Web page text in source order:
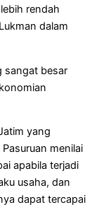
rendah
dalam
sangat besar
yang
menilai
apabila terjadi
usaha, dan
dapat tercapai